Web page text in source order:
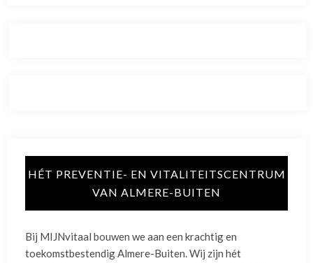
HÉT PREVENTIE- EN VITALITEITSCENTRUM
VAN ALMERE-BUITEN
Bij MIJNvitaal bouwen we aan een krachtig en
toekomstbestendig Almere-Buiten. Wij zijn hét